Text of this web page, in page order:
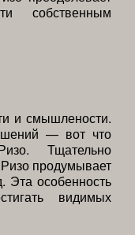
собственным
и смышлености.
— вот что
Тщательно
продумывает
Эта особенность
видимых